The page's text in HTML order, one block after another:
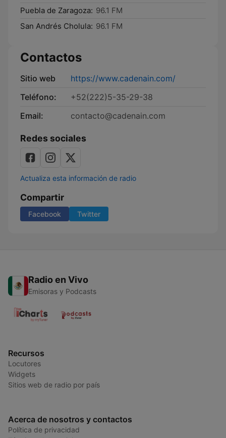
Puebla de Zaragoza: 96.1 FM
San Andrés Cholula: 96.1 FM
Contactos
Sitio web
https://www.cadenain.com/
Teléfono:
+52(222)5-35-29-38
Email:
contacto@cadenain.com
Redes sociales
Actualiza esta información de radio
Compartir
Facebook Twitter
Radio en Vivo
Emisoras y Podcasts
Recursos
Locutores
Widgets
Sitios web de radio por país
Acerca de nosotros y contactos
Política de privacidad